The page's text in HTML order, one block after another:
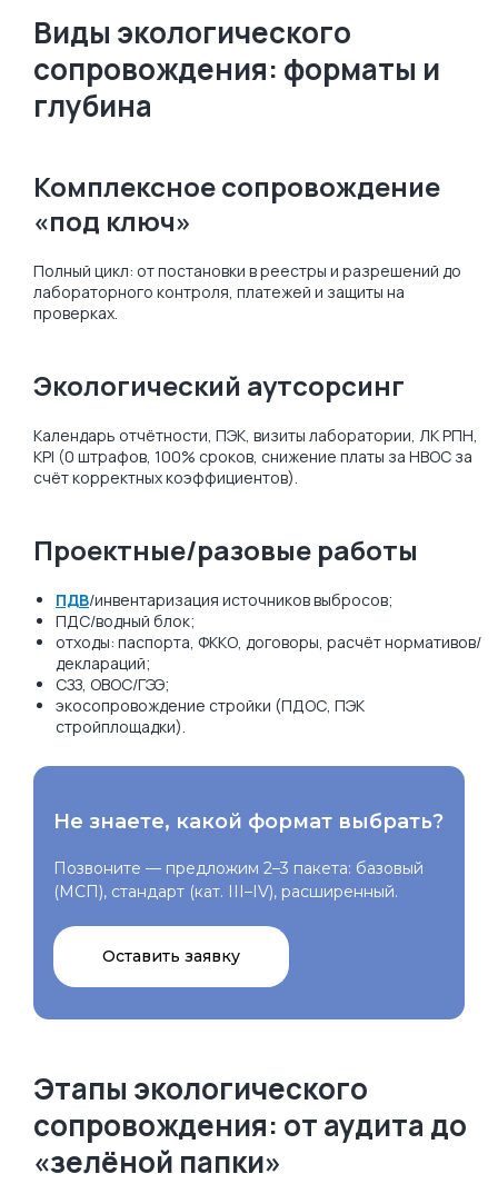
Виды экологического
сопровождения: форматы и
глубина
Комплексное сопровождение
«под ключ»
Полный цикл: от постановки в реестры и разрешений до
лабораторного контроля, платежей и защиты на
проверках.
Экологический аутсорсинг
Календарь отчётности, ПЭК, визиты лаборатории, ЛК РПН,
KPI (0 штрафов, 100% сроков, снижение платы за НВОС за
счёт корректных коэффициентов).
Проектные/разовые работы
ПДВ/инвентаризация источников выбросов;
ПДС/водный блок;
отходы: паспорта, ФККО, договоры, расчёт нормативов/
деклараций;
СЗЗ, ОВОС/ГЭЭ;
экосопровождение стройки (ПДОС, ПЭК
стройплощадки).
Не знаете, какой формат выбрать?
Позвоните — предложим 2–3 пакета: базовый
(МСП), стандарт (кат. III–IV), расширенный.
Оставить заявку
Этапы экологического
сопровождения: от аудита до
«зелёной папки»